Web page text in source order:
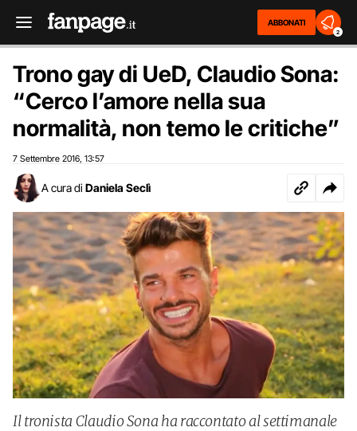
ABBONATI
2
Trono gay di UeD, Claudio Sona:
“Cerco l’amore nella sua
normalità, non temo le critiche”
7 Settembre 2016 13:57
A cura di Daniela Seclì
Il tronista Claudio Sona ha raccontato al settimanale